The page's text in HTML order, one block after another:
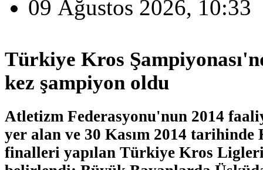
09 Ağustos 2026, 10:33
Türkiye Kros
kez şampiyon oldu
Atletizm Federasyonu'nun 2014
yer alan ve 30 Kasım 2014 tarihinde
finalleri yapılan Türkiye Kros